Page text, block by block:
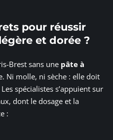
pour réussir
et dorée ?
Brest sans une pâte à
Ni molle, ni sèche : elle doit
spécialistes s’appuient sur
dont le dosage et la
: